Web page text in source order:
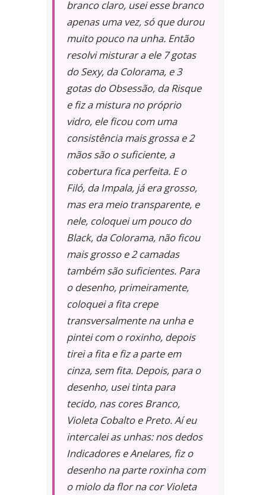
branco claro, usei esse branco
apenas uma vez, só que durou
muito pouco na unha. Então
resolvi misturar a ele 7 gotas
do Sexy, da Colorama, e 3
gotas do Obsessão, da Risque
e fiz a mistura no próprio
vidro, ele ficou com uma
consistência mais grossa e 2
mãos são o suficiente, a
cobertura fica perfeita. E o
Filó, da Impala, já era grosso,
mas era meio transparente, e
nele, coloquei um pouco do
Black, da Colorama, não ficou
mais grosso e 2 camadas
também são suficientes. Para
o desenho, primeiramente,
coloquei a fita crepe
transversalmente na unha e
pintei com o roxinho, depois
tirei a fita e fiz a parte em
cinza, sem fita. Depois, para o
desenho, usei tinta para
tecido, nas cores Branco,
Violeta Cobalto e Preto. Aí eu
intercalei as unhas: nos dedos
Indicadores e Anelares, fiz o
desenho na parte roxinha com
o miolo da flor na cor Violeta